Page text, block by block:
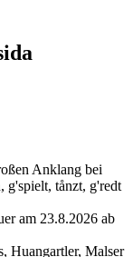
Anklang bei
g'spielt, tånzt, g'redt
am 23.8.2026 ab
Huangartler, Malser